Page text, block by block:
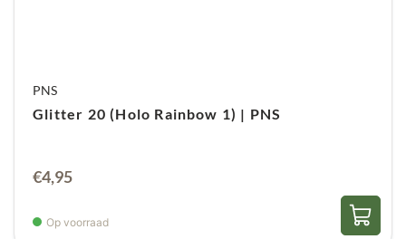
PNS
Glitter 20 (Holo Rainbow 1) | PNS
€4,95
Op voorraad